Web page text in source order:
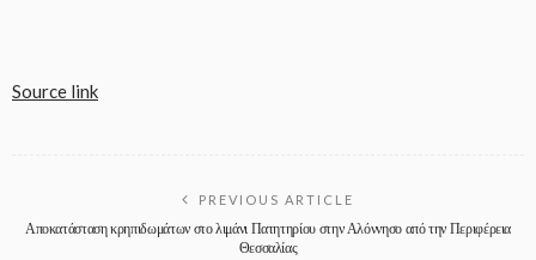
Source link
PREVIOUS ARTICLE
Αποκατάσταση κρηπιδωμάτων στο λιμάνι Πατητηρίου στην Αλόννησο από την Περιφέρεια
Θεσσαλίας